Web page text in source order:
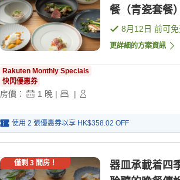
餐（青瓷套餐
8月12日 前可
更詳細的方案資訊
Rakuten Monthly Specials
快閃優惠券
房價： 1 晚 | |
使用 2 張優惠券以享 HK$358.02 OFF
僅剩 3間房！
器皿承載着四